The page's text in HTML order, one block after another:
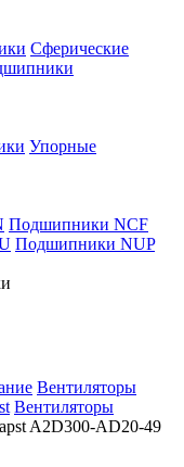
Сферические
Упорные
Подшипники NCF
Подшипники NUP
Вентиляторы
Вентиляторы
A2D300-AD20-49